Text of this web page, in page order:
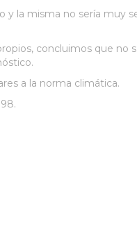
y la misma no sería muy
concluimos que no
a la norma climática.